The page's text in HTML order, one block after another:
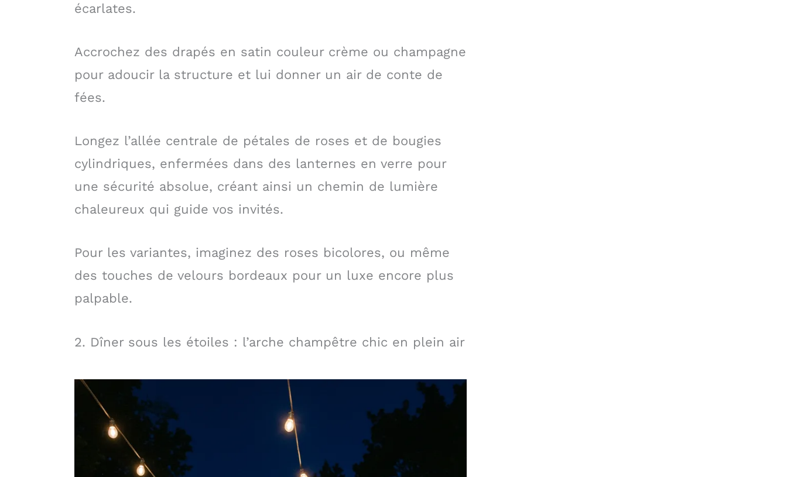
écarlates.
Accrochez des drapés en satin couleur crème ou champagne
pour adoucir la structure et lui donner un air de conte de
fées.
Longez l’allée centrale de pétales de roses et de bougies
cylindriques, enfermées dans des lanternes en verre pour
une sécurité absolue, créant ainsi un chemin de lumière
chaleureux qui guide vos invités.
Pour les variantes, imaginez des roses bicolores, ou même
des touches de velours bordeaux pour un luxe encore plus
palpable.
2. Dîner sous les étoiles : l’arche champêtre chic en plein air